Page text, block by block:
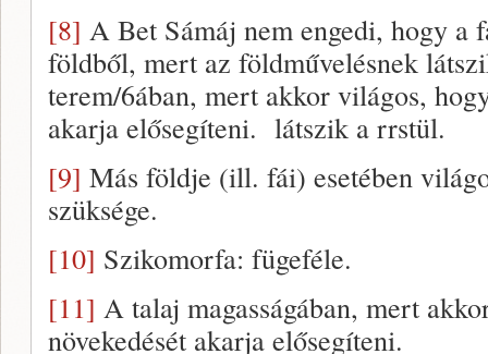
[8] A Bet Sámáj nem engedi, hogy a
földből, mert az földművelésnek
terem/6ában, mert akkor világos,
akarja elősegíteni. látszik a rrstül.
[9] Más földje (ill. fái) esetében
szüksége.
[10] Szikomorfa: fügeféle.
[11] A talaj magasságában, mert
növekedését akarja elősegíteni.